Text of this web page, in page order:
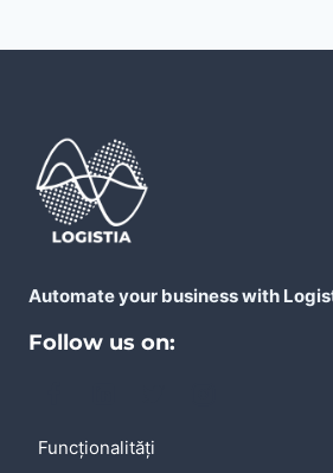
Automate your business with
Follow us on:
Funcționalități